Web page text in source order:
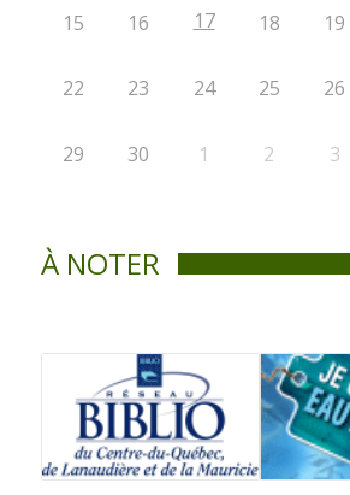
15 16 17 18 19
22 23 24 25 26
29 30 1 2 3
À NOTER